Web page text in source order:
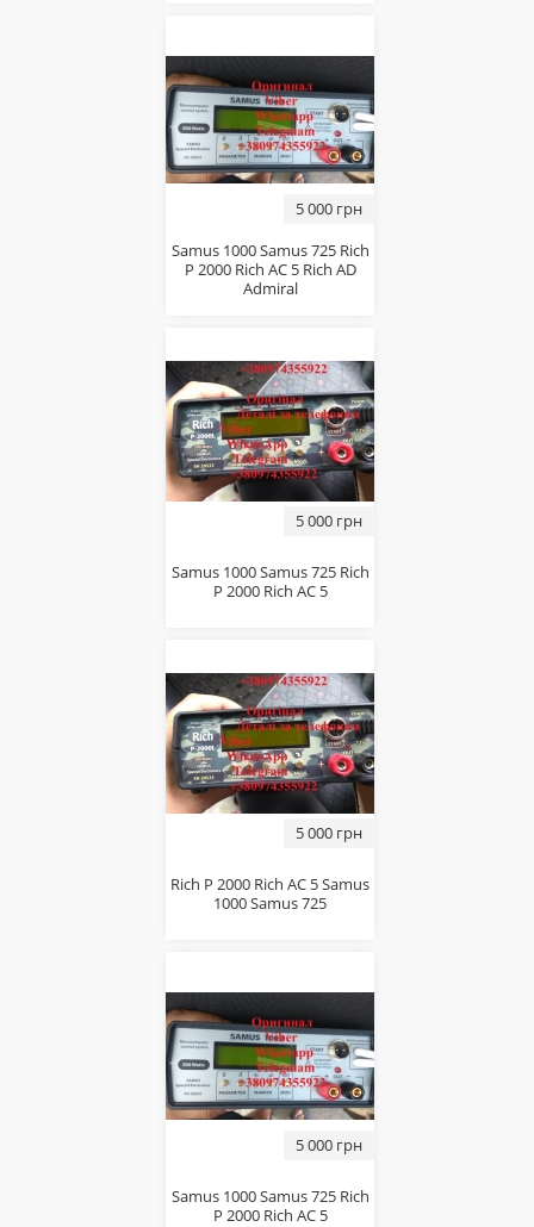
5 000 грн
Samus 1000 Samus 725 Rich
P 2000 Rich AC 5 Rich AD
Admiral
5 000 грн
Sаmus 1000 Sаmus 725 Riсh
P 2000 Riсh AC 5
5 000 грн
Riсh P 2000 Riсh AC 5 Sаmus
1000 Sаmus 725
5 000 грн
Sаmus 1000 Sаmus 725 Riсh
P 2000 Riсh AC 5